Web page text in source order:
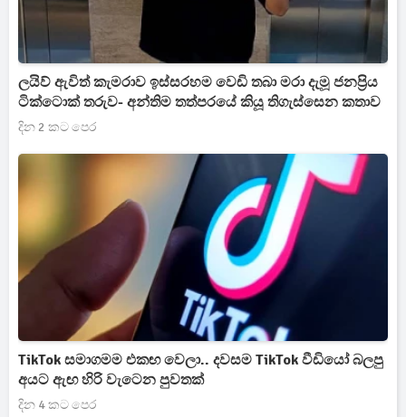
ලයිව් ඇවිත් කැමරාව ඉස්සරහම වෙඩි තබා මරා දැමූ ජනප්‍රිය
ටික්ටොක් තරුව- අන්තිම තත්පරයේ කියූ තිගැස්සෙන කතාව
දින 2 කට පෙර
TikTok සමාගමම එකඟ වෙලා.. දවසම TikTok වීඩියෝ බලපු
අයට ඇඟ හිරි වැටෙන පුවතක්
දින 4 කට පෙර